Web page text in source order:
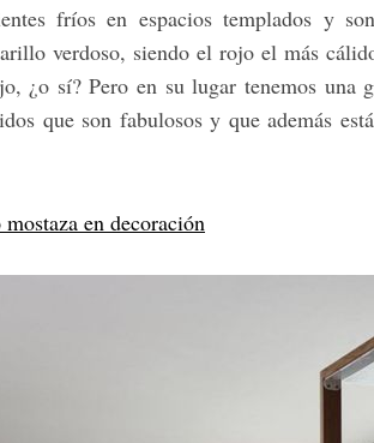
fríos en espacios templados y
verdoso, siendo el rojo el más
¿o sí? Pero en su lugar tenemos una
que son fabulosos y que además
en decoración